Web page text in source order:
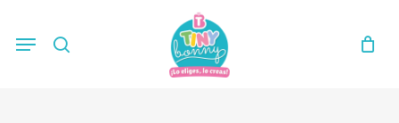
Menu